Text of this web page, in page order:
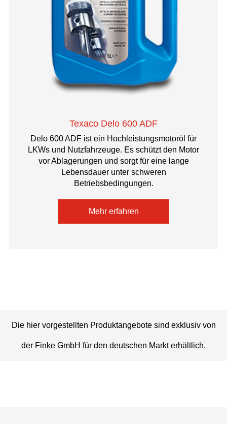
Texaco Delo 600 ADF
Delo 600 ADF ist ein Hochleistungsmotoröl für
LKWs und Nutzfahrzeuge. Es schützt den Motor
vor Ablagerungen und sorgt für eine lange
Lebensdauer unter schweren
Betriebsbedingungen.
Mehr erfahren
Die hier vorgestellten Produktangebote sind exklusiv von
der Finke GmbH für den deutschen Markt erhältlich.